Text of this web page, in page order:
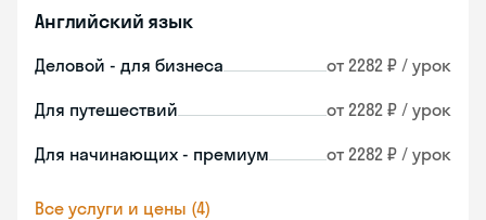
Английский язык
Деловой - для бизнеса от 2282 ₽ / урок
Для путешествий от 2282 ₽ / урок
Для начинающих - премиум от 2282 ₽ / урок
Все услуги и цены (4)